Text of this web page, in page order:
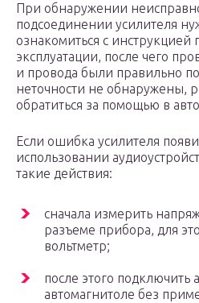
При обнаружении
подсоединении усилителя
ознакомиться с инструкцией
эксплуатации, после чего
и провода были правильно
неточности не обнаружены,
обратиться за помощью в
Если ошибка усилителя
использовании
такие действия:
сначала измерить
разъеме прибора, для
вольтметр;
после этого подключить
автомагнитоле без